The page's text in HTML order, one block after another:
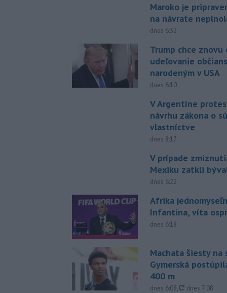
Maroko je
na návrate
dnes 6:32
Trump chce
udeľovanie
narodeným v USA
dnes 6:10
V Argentíne
návrhu zákona o
vlastníctve
dnes 8:17
V prípade
Mexiku zatkli
dnes 6:22
Afrika
Infantina, víta
dnes 6:18
Machata šiesty na
Gymerská
400 m
dnes 6:08, aktualizované
dnes 7:08